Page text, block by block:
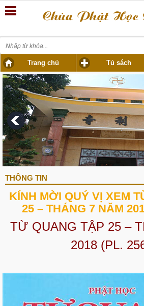
Trang chủ Tủ sách
THÔNG TIN
KÍNH MỜI QUÝ VỊ XEM
25 – THÁNG 7 NĂM
TỪ QUANG TẬP 25 –
2018 (PL.